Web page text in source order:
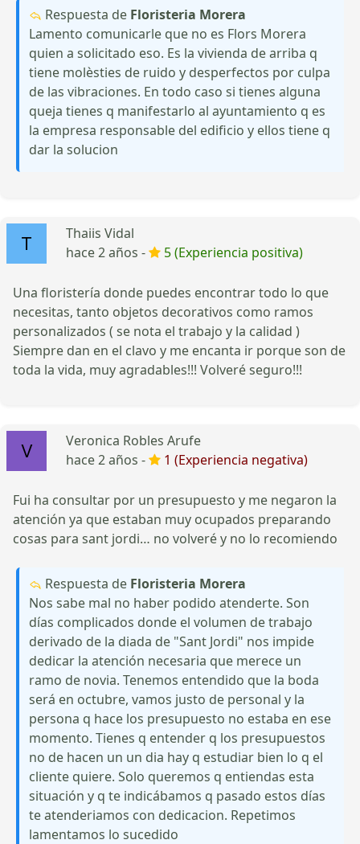
Respuesta de Floristeria Morera
Lamento comunicarle que no es Flors Morera
quien a solicitado eso. Es la vivienda de arriba q
tiene molèsties de ruido y desperfectos por culpa
de las vibraciones. En todo caso si tienes alguna
queja tienes q manifestarlo al ayuntamiento q es
la empresa responsable del edificio y ellos tiene q
dar la solucion
Thaiis Vidal
hace 2 años -
5 (Experiencia positiva)
Una floristería donde puedes encontrar todo lo que
necesitas, tanto objetos decorativos como ramos
personalizados ( se nota el trabajo y la calidad )
Siempre dan en el clavo y me encanta ir porque son de
toda la vida, muy agradables!!! Volveré seguro!!!
Veronica Robles Arufe
hace 2 años -
1 (Experiencia negativa)
Fui ha consultar por un presupuesto y me negaron la
atención ya que estaban muy ocupados preparando
cosas para sant jordi… no volveré y no lo recomiendo
Respuesta de Floristeria Morera
Nos sabe mal no haber podido atenderte. Son
días complicados donde el volumen de trabajo
derivado de la diada de "Sant Jordi" nos impide
dedicar la atención necesaria que merece un
ramo de novia. Tenemos entendido que la boda
será en octubre, vamos justo de personal y la
persona q hace los presupuesto no estaba en ese
momento. Tienes q entender q los presupuestos
no de hacen un un dia hay q estudiar bien lo q el
cliente quiere. Solo queremos q entiendas esta
situación y q te indicábamos q pasado estos días
te atenderiamos con dedicacion. Repetimos
lamentamos lo sucedido